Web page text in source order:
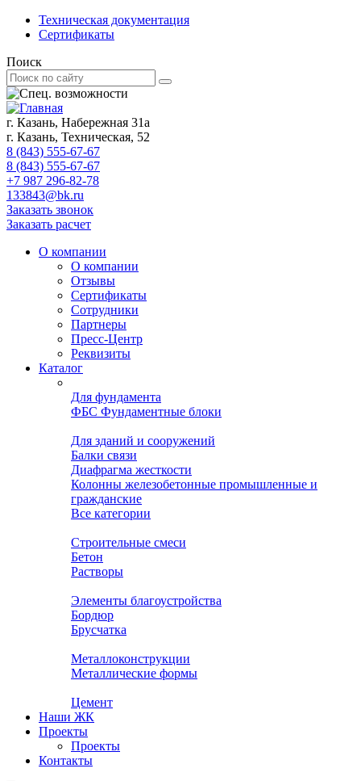
Техническая документация
Сертификаты
Поиск
г. Казань, Набережная 31а
г. Казань, Техническая, 52
8 (843) 555-67-67
8 (843) 555-67-67
+7 987 296-82-78
133843@bk.ru
Заказать звонок
Заказать расчет
О компании
О компании
Отзывы
Сертификаты
Сотрудники
Партнеры
Пресс-Центр
Реквизиты
Каталог
Для фундамента
ФБС Фундаментные блоки
Для зданий и сооружений
Балки связи
Диафрагма жесткости
Колонны железобетонные промышленные и
гражданские
Все категории
Строительные смеси
Бетон
Растворы
Элементы благоустройства
Бордюр
Брусчатка
Металлоконструкции
Металлические формы
Цемент
Наши ЖК
Проекты
Проекты
Контакты